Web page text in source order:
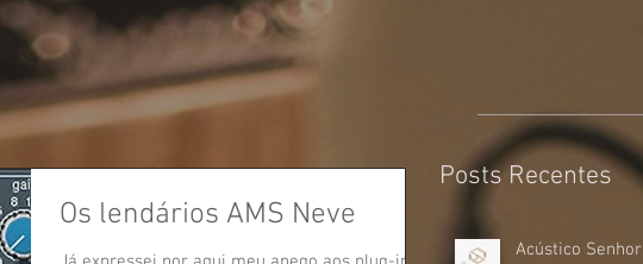
Os lendários AMS Neve
Posts Recentes
Acústico Senhor